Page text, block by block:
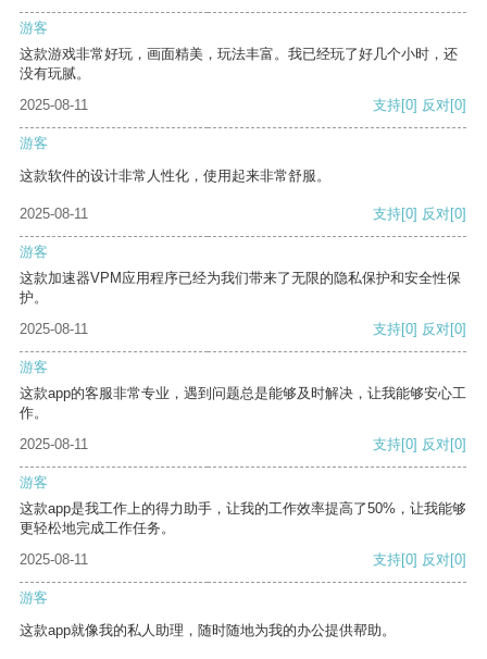
游客
这款游戏非常好玩，画面精美，玩法丰富。我已经玩了好几个小时，还
没有玩腻。
2025-08-11
支持[0] 反对[0]
游客
这款软件的设计非常人性化，使用起来非常舒服。
2025-08-11 支持[0] 反对[0]
游客
这款加速器VPM应用程序已经为我们带来了无限的隐私保护和安全性保
护。
2025-08-11
支持[0] 反对[0]
游客
这款app的客服非常专业，遇到问题总是能够及时解决，让我能够安心工
作。
2025-08-11
支持[0] 反对[0]
游客
这款app是我工作上的得力助手，让我的工作效率提高了50%，让我能够
更轻松地完成工作任务。
2025-08-11
支持[0] 反对[0]
游客
这款app就像我的私人助理，随时随地为我的办公提供帮助。